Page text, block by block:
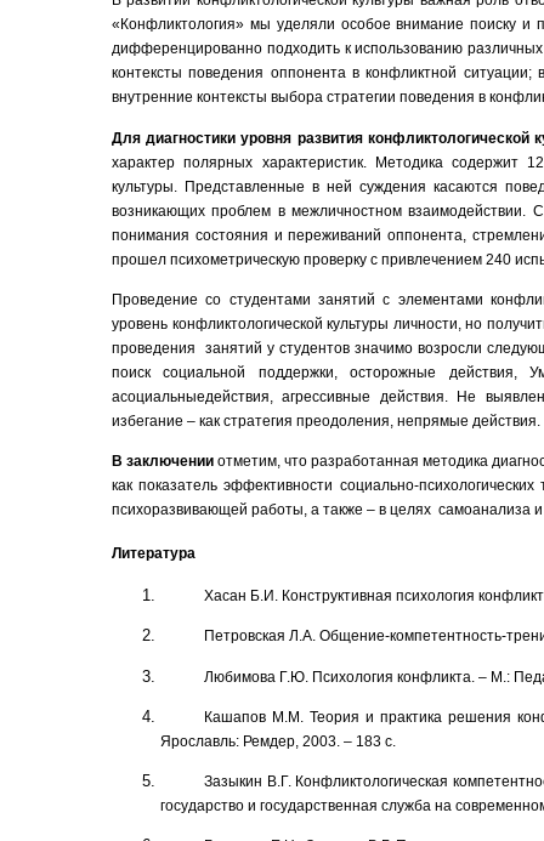
«Конфликтология» мы уделяли особое внимание поиску и
дифференцированно подходить к использованию
контексты поведения оппонента в конфликтной
внутренние контексты выбора стратегии поведения в
Для диагностики уровня развития
характер полярных характеристик. Методика содержит
культуры. Представленные в ней суждения касаются
возникающих проблем в межличностном взаимодействии.
понимания состояния и переживаний оппонента,
прошел психометрическую проверку с привлечением 240
Проведение со студентами занятий с элементами
уровень конфликтологической культуры личности, но
проведения занятий у студентов значимо возросли
поиск социальной поддержки, осторожные действия,
асоциальныедействия, агрессивные действия. Не
избегание – как стратегия преодоления, непрямые действия.
В заключении отметим, что разработанная методика
как показатель эффективности социально-
психоразвивающей работы, а также – в целях самоанализа
Литература
Хасан Б.И. Конструктивная психология
Петровская Л.А. Общение-компетентность-
Любимова Г.Ю. Психология конфликта. – М.:
Кашапов М.М. Теория и практика решения
Ярославль: Ремдер, 2003. – 183 с.
Зазыкин В.Г. Конфликтологическая
государство и государственная служба на